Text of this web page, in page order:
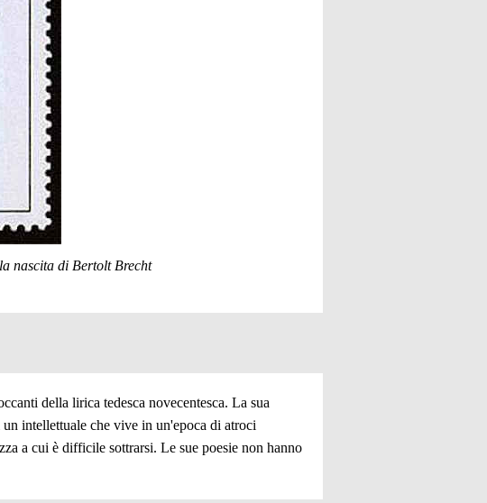
nascita di Bertolt Brecht
della lirica tedesca novecentesca. La sua
intellettuale che vive in un'epoca di atroci
a cui è difficile sottrarsi. Le sue poesie non hanno